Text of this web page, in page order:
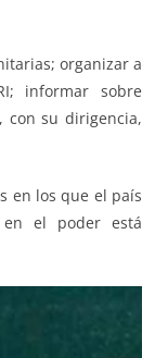
organizar a
informar sobre
con su dirigencia,
en los que el país
el poder está